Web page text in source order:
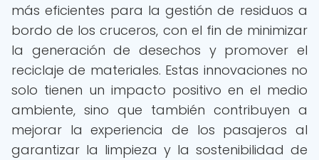
más eficientes para la gestión de residuos a
bordo de los cruceros, con el fin de minimizar
la generación de desechos y promover el
reciclaje de materiales. Estas innovaciones no
solo tienen un impacto positivo en el medio
ambiente, sino que también contribuyen a
mejorar la experiencia de los pasajeros al
garantizar la limpieza y la sostenibilidad de